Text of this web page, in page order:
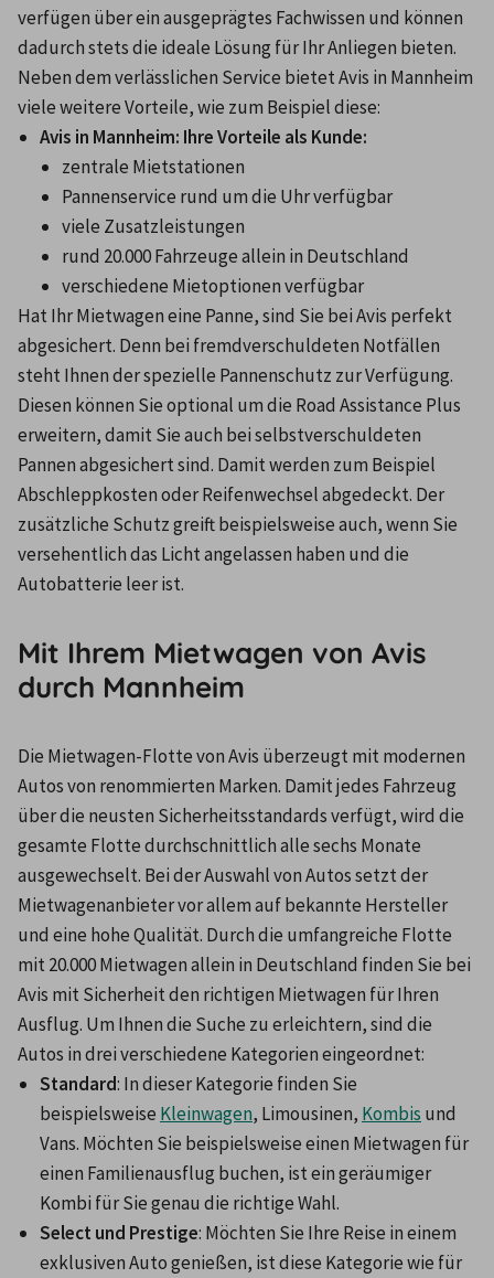
verfügen über ein ausgeprägtes Fachwissen und können
dadurch stets die ideale Lösung für Ihr Anliegen bieten.
Neben dem verlässlichen Service bietet Avis in Mannheim
viele weitere Vorteile, wie zum Beispiel diese:
Avis in Mannheim: Ihre Vorteile als Kunde:
zentrale Mietstationen
Pannenservice rund um die Uhr verfügbar
viele Zusatzleistungen
rund 20.000 Fahrzeuge allein in Deutschland
verschiedene Mietoptionen verfügbar
Hat Ihr Mietwagen eine Panne, sind Sie bei Avis perfekt
abgesichert. Denn bei fremdverschuldeten Notfällen
steht Ihnen der spezielle Pannenschutz zur Verfügung.
Diesen können Sie optional um die Road Assistance Plus
erweitern, damit Sie auch bei selbstverschuldeten
Pannen abgesichert sind. Damit werden zum Beispiel
Abschleppkosten oder Reifenwechsel abgedeckt. Der
zusätzliche Schutz greift beispielsweise auch, wenn Sie
versehentlich das Licht angelassen haben und die
Autobatterie leer ist.
Mit Ihrem Mietwagen von Avis
durch Mannheim
Die Mietwagen-Flotte von Avis überzeugt mit modernen
Autos von renommierten Marken. Damit jedes Fahrzeug
über die neusten Sicherheitsstandards verfügt, wird die
gesamte Flotte durchschnittlich alle sechs Monate
ausgewechselt. Bei der Auswahl von Autos setzt der
Mietwagenanbieter vor allem auf bekannte Hersteller
und eine hohe Qualität. Durch die umfangreiche Flotte
mit 20.000 Mietwagen allein in Deutschland finden Sie bei
Avis mit Sicherheit den richtigen Mietwagen für Ihren
Ausflug. Um Ihnen die Suche zu erleichtern, sind die
Autos in drei verschiedene Kategorien eingeordnet:
Standard: In dieser Kategorie finden Sie
beispielsweise Kleinwagen, Limousinen, Kombis und
Vans. Möchten Sie beispielsweise einen Mietwagen für
einen Familienausflug buchen, ist ein geräumiger
Kombi für Sie genau die richtige Wahl.
Select und Prestige: Möchten Sie Ihre Reise in einem
exklusiven Auto genießen, ist diese Kategorie wie für